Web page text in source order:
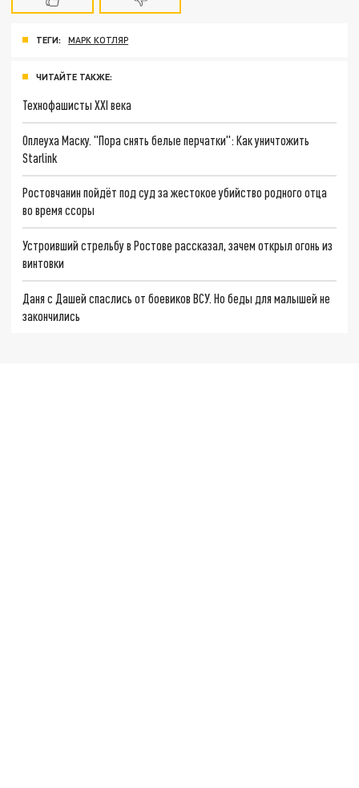
ТЕГИ: МАРК КОТЛЯР
ЧИТАЙТЕ ТАКЖЕ:
Технофашисты XXI века
Оплеуха Маску. "Пора снять белые перчатки": Как уничтожить
Starlink
Ростовчанин пойдёт под суд за жестокое убийство родного отца
во время ссоры
Устроивший стрельбу в Ростове рассказал, зачем открыл огонь из
винтовки
Даня с Дашей спаслись от боевиков ВСУ. Но беды для малышей не
закончились